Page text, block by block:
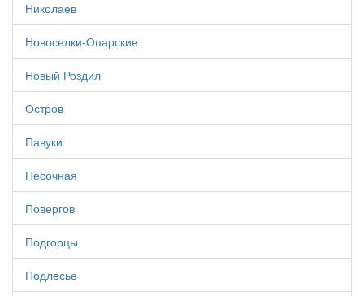
Николаев
Новоселки-Опарские
Новый Роздил
Остров
Павуки
Песочная
Повергов
Подгорцы
Подлесье